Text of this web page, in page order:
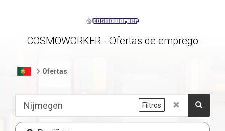
COSMOWORKER - Ofertas de emprego
Ofertas
Filtros